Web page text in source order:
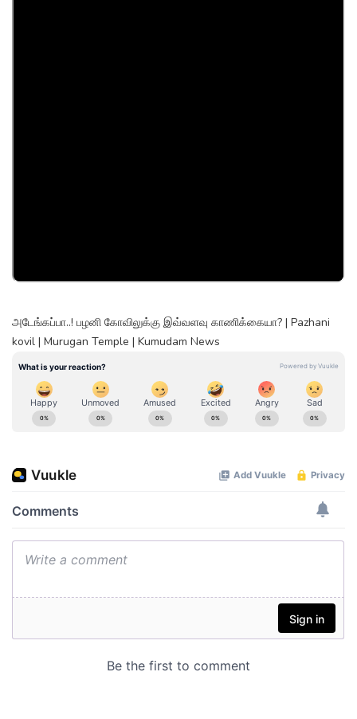
அடேங்கப்பா..! பழனி கோவிலுக்கு இவ்வளவு காணிக்கையா? | Pazhani
kovil | Murugan Temple | Kumudam News